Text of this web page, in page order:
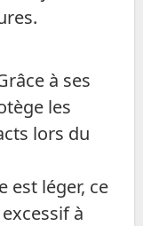
à ses
les
lors du
est léger, ce
à